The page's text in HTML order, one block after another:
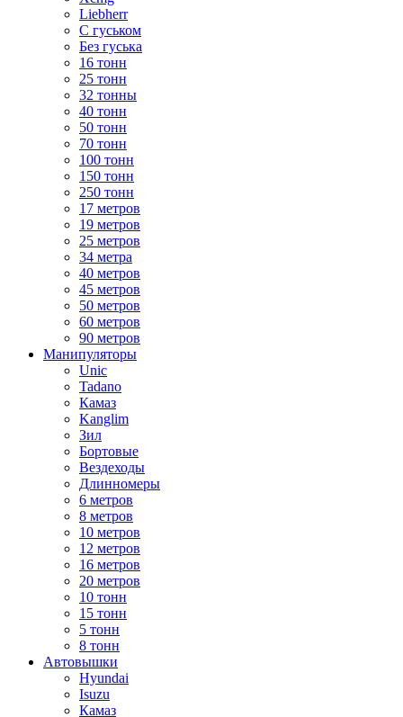
Liebherr
С гуськом
Без гуська
16 тонн
25 тонн
32 тонны
40 тонн
50 тонн
70 тонн
100 тонн
150 тонн
250 тонн
17 метров
19 метров
25 метров
34 метра
40 метров
45 метров
50 метров
60 метров
90 метров
Манипуляторы
Unic
Tadano
Камаз
Kanglim
Зил
Бортовые
Вездеходы
Длинномеры
6 метров
8 метров
10 метров
12 метров
16 метров
20 метров
10 тонн
15 тонн
5 тонн
8 тонн
Автовышки
Hyundai
Isuzu
Камаз